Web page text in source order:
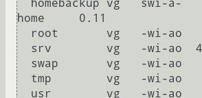
home     0.11